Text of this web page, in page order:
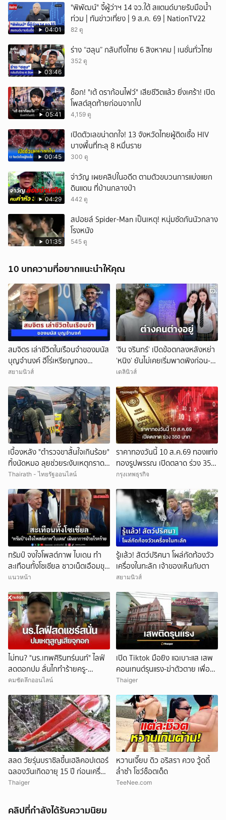
04:01
"พิพัฒน์" จี้ผู้ว่าฯ 14 จว.ใต้ สแตนด์บายรับมือน้ำ
ท่วม | ทันข่าวเที่ยง | 9 ส.ค. 69 | NationTV22
82 ดู
03:46
ร่าง “ฮลุน” กลับถึงไทย 6 สิงหาคม | เนชั่นทั่วไทย
352 ดู
05:41
ช็อก! "เต้ ดราก้อนไฟว์" เสียชีวิตแล้ว ยิ่งเศร้า! เปิด
โพสต์สุดท้ายก่อนจากไป
4,159 ดู
00:45
เปิดตัวเลขน่าตกใจ! 13 จังหวัดไทยผู้ติดเชื้อ HIV
บางพื้นที่ทะลุ 8 หมื่นราย
300 ดู
04:29
จ่าวัญ เผยคลิปในอดีต ตามตัวขบวนการแบ่งแยก
ดินแดน ที่บ้านกลางป่า
442 ดู
01:35
สปอยล์ Spider-Man เป็นเหตุ! หนุ่มซัดกันนัวกลาง
โรงหนัง
545 ดู
10 บทความที่อยากแนะนำให้คุณ
สมจิตร เล่าชีวิตในเรือนจำของมนัส
บุญจำนงค์ ฮีโร่เหรียญทอง
โอลิมปิก
สยามนิวส์
‘จิน จรินทร์’ เปิดข้อตกลงหลังหย่า
‘หนิง’ ยันไม่เคยเริ่มพาดพิงก่อน-
ขอแยกย้ายใช้ชีวิตเพื่อลูก!
เดลินิวส์
เบื้องหลัง "ตำรวจขาสั้นใจเกินร้อย"
ทิ้งนัดหมอ ลุยช่วยระงับเหตุกราด
ยิงในโรงเรียน
Thairath - ไทยรัฐออนไลน์
ราคาทองวันนี้ 10 ส.ค.69 ทองแท่ง
ทองรูปพรรณ เปิดตลาด ร่วง 350
บาท
กรุงเทพธุรกิจ
ทรัมป์ จงใจโพสต์ภาพ ไบเดน ทำ
สะเทือนทั้งโซเชียล ชาวเน็ตเอือมขุด
คำพูดประจานความเลือดเย็น
แนวหน้า
รู้เเล้ว! สัตว์ปริศนา โผล่กัดท้องวัว
เครื่องในทะลัก เจ้าของเห็นกับตา
สยามนิวส์
ไม่ทน? "นร.เทพศิรินทร์นนท์" ไลฟ์
สดตอกปม ลั่นไกทำร้ายครู-
นักเรียน โซเชียลแชร์แรง
คมชัดลึกออนไลน์
เปิด Tiktok มือยิง แฉเบาะแส เสพ
คอนเทนต์รุนแรง-ฆ่าตัวตาย เพื่อน
ยัน ไม่มีบูลลี่
Thaiger
สลด วัยรุ่นบราซิลขึ้นเฮลิคอปเตอร์
ฉลองวันเกิดอายุ 15 ปี ก่อนเครื่อง
ตก คร่าชีวิต 4 ศพ
Thaiger
หวานเจี๊ยบ ดิว อริสรา ควง วู้ดดี้
ล่ำซำ โชว์ช็อตเด็ด
TeeNee.com
คลิปที่กำลังได้รับความนิยม